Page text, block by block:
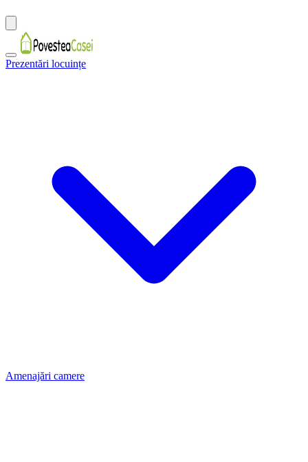
Prezentări locuințe
Amenajări camere